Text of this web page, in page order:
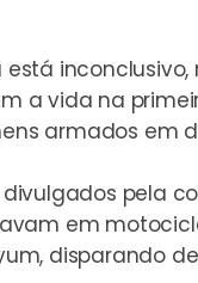
a vida na
armados em
pela
em
disparando